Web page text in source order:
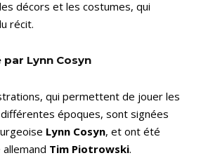
décors et les costumes, qui
récit.
Lynn Cosyn
qui permettent de jouer les
époques, sont signées
Lynn Cosyn, et ont été
Tim Piotrowski.